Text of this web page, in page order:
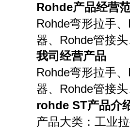
Rohde产品经营
Rohde弯形拉手、
器、 Rohde管接
我司经营产品
Rohde弯形拉手、
器、 Rohde管接
rohde ST产品介
产品大类：工业